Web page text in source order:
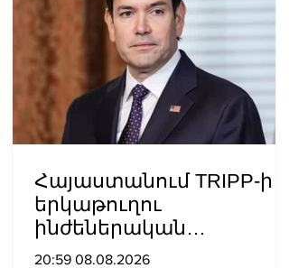
Հայաստանում TRIPP-ի
երկաթուղու
ինժեներական
ուսումնասիրություններ
20:59 08.08.2026